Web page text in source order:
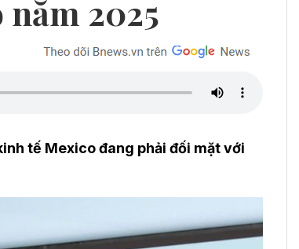
2025
tế Mexico đang phải đối mặt với